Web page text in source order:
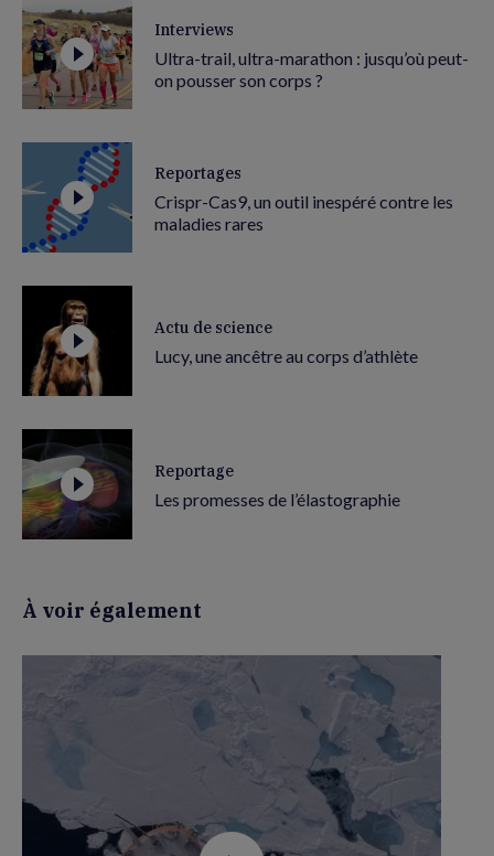
Interviews
Ultra-trail, ultra-marathon : jusqu’où peut-
on pousser son corps ?
Reportages
Crispr-Cas9, un outil inespéré contre les
maladies rares
Actu de science
Lucy, une ancêtre au corps d’athlète
Reportage
Les promesses de l’élastographie
À voir également